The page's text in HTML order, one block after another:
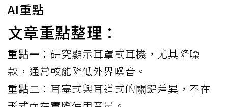
AI重點
文章重點整理：
重點一： 研究顯示耳罩式耳機，尤其降噪
款，通常較能降低外界噪音。
重點二： 耳塞式與耳道式的關鍵差異，不在